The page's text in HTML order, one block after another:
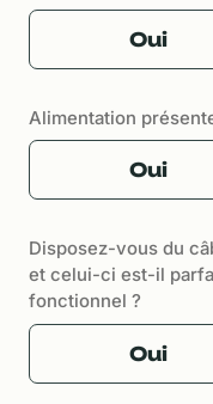
Oui
Alimentation
Oui
Disposez-vous du
et celui-ci est-il
fonctionnel ?
Oui